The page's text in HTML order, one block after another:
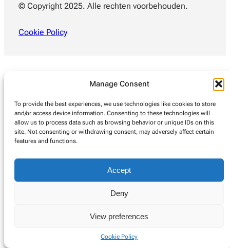
Manage Consent
To provide the best experiences, we use technologies like cookies to store
and/or access device information. Consenting to these technologies will
allow us to process data such as browsing behavior or unique IDs on this
site. Not consenting or withdrawing consent, may adversely affect certain
features and functions.
Accept
Deny
View preferences
Cookie Policy
© Copyright 2025. Alle rechten voorbehouden.
Cookie Policy